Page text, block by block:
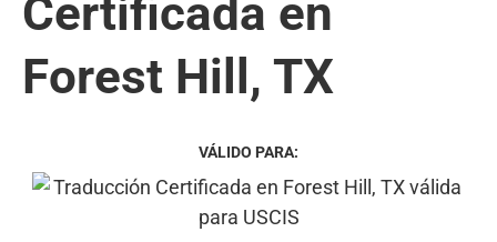
Certificada en
Forest Hill, TX
VÁLIDO PARA: